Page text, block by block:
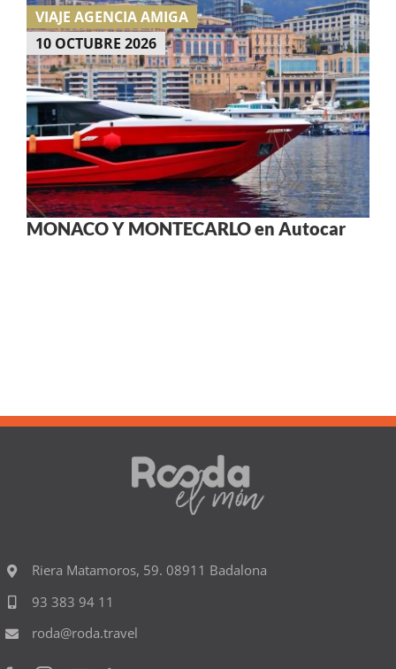
VIAJE AGENCIA AMIGA
10 OCTUBRE 2026
MONACO Y MONTECARLO en Autocar
Riera Matamoros, 59. 08911 Badalona
93 383 94 11
roda@roda.travel